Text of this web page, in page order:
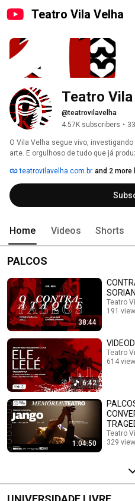
Teatro Vila Velha
Teatro Vila
@teatrovilavelha
4.57K subscribers •
O Vila Velha segue vivo,
arte. E orgulhoso de tudo que já
teatrovilavelha.com.br and 2 more
Home Videos Shorts
PALCOS
38:44
Teatro
191
6:42
Teatro
614
1:04:50
Teatro
329